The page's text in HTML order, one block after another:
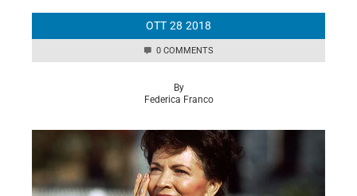
OTT 28 2018
0 COMMENTS
By
Federica Franco